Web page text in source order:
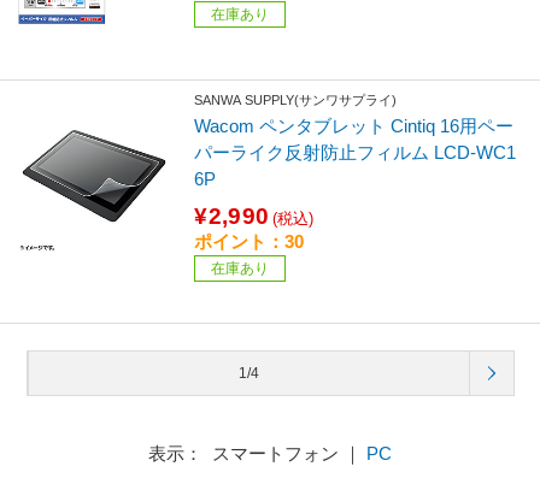
在庫あり
SANWA SUPPLY(サンワサプライ)
Wacom ペンタブレット Cintiq 16用ペー
パーライク反射防止フィルム LCD-WC1
6P
¥2,990 (税込)
ポイント：30
在庫あり
1/4
表示： スマートフォン ｜ PC